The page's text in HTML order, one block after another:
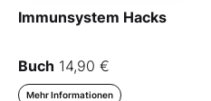
Immunsystem Hacks
Buch 14,90 €
Mehr Informationen